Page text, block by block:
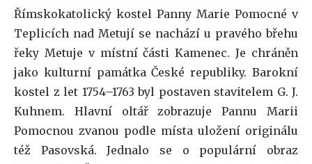
Římskokatolický kostel Panny Marie Pomocné v
Teplicích nad Metují se nachází u pravého břehu
řeky Metuje v místní části Kamenec. Je chráněn
jako kulturní památka České republiky. Barokní
kostel z let 1754–1763 byl postaven stavitelem G. J.
Kuhnem. Hlavní oltář zobrazuje Pannu Marii
Pomocnou zvanou podle místa uložení originálu
též Pasovská. Jednalo se o populární obraz